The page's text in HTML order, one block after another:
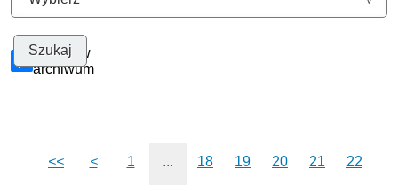
Szukaj w
archiwum
<< < 1 ... 18 19 20 21 22